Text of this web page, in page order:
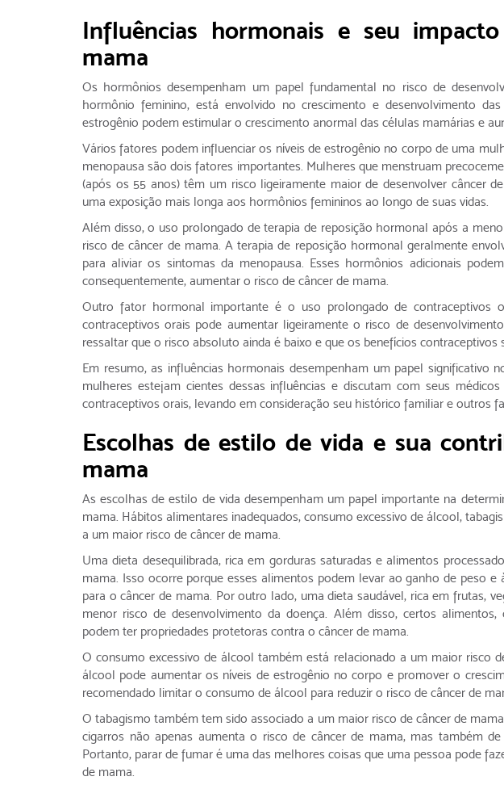
Influências hormonais e seu
mama
Os hormônios desempenham um papel fundamental no risco de
hormônio feminino, está envolvido no crescimento e desenvolvimento
estrogênio podem estimular o crescimento anormal das células mamárias e
Vários fatores podem influenciar os níveis de estrogênio no corpo de uma
menopausa são dois fatores importantes. Mulheres que menstruam
(após os 55 anos) têm um risco ligeiramente maior de desenvolver câncer
uma exposição mais longa aos hormônios femininos ao longo de suas vidas.
Além disso, o uso prolongado de terapia de reposição hormonal após a
risco de câncer de mama. A terapia de reposição hormonal geralmente
para aliviar os sintomas da menopausa. Esses hormônios adicionais
consequentemente, aumentar o risco de câncer de mama.
Outro fator hormonal importante é o uso prolongado de contraceptivos
contraceptivos orais pode aumentar ligeiramente o risco de
ressaltar que o risco absoluto ainda é baixo e que os benefícios contraceptivos
Em resumo, as influências hormonais desempenham um papel significativo
mulheres estejam cientes dessas influências e discutam com seus
contraceptivos orais, levando em consideração seu histórico familiar e outros
Escolhas de estilo de vida e sua
mama
As escolhas de estilo de vida desempenham um papel importante na
mama. Hábitos alimentares inadequados, consumo excessivo de álcool,
a um maior risco de câncer de mama.
Uma dieta desequilibrada, rica em gorduras saturadas e alimentos
mama. Isso ocorre porque esses alimentos podem levar ao ganho de peso
para o câncer de mama. Por outro lado, uma dieta saudável, rica em frutas,
menor risco de desenvolvimento da doença. Além disso, certos
podem ter propriedades protetoras contra o câncer de mama.
O consumo excessivo de álcool também está relacionado a um maior risco
álcool pode aumentar os níveis de estrogênio no corpo e promover o
recomendado limitar o consumo de álcool para reduzir o risco de câncer de
O tabagismo também tem sido associado a um maior risco de câncer de
cigarros não apenas aumenta o risco de câncer de mama, mas também
Portanto, parar de fumar é uma das melhores coisas que uma pessoa pode
de mama.